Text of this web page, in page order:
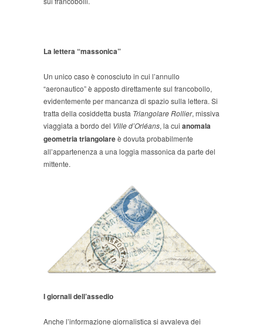
La lettera “massonica”
Un unico caso è conosciuto in cui l’annullo
“aeronautico” è apposto direttamente sul francobollo,
evidentemente per mancanza di spazio sulla lettera. Si
tratta della cosiddetta busta Triangolare Rollier, missiva
viaggiata a bordo del Ville d’Orléans, la cui anomala
geometria triangolareè dovuta probabilmente
all’appartenenza a una loggia massonica da parte del
mittente.
I giornali dell’assedio
Anche l’informazione giornalistica si avvaleva dei